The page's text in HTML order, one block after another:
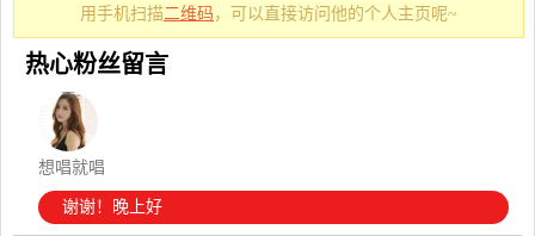
用手机扫描二维码 ，可以直接访问他的个人主页呢~
热心粉丝留言
想唱就唱
谢谢！晚上好